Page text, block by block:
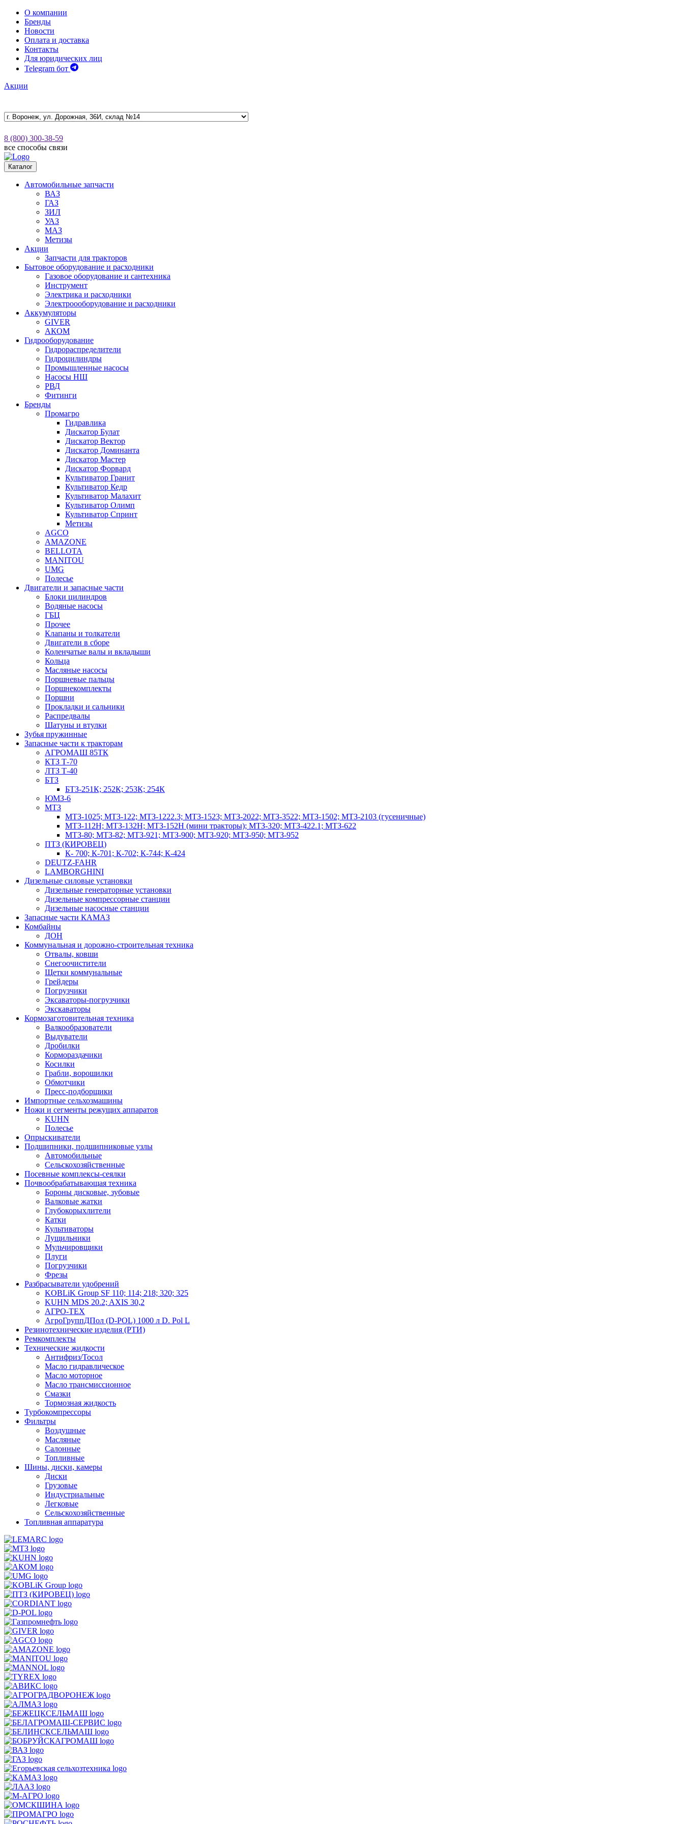
О компании
Бренды
Новости
Оплата и доставка
Контакты
Для юридических лиц
Telegram бот
Акции
8 (800) 300-38-59
все способы связи
Каталог
Автомобильные запчасти
ВАЗ
ГАЗ
ЗИЛ
УАЗ
МАЗ
Метизы
Акции
Запчасти для тракторов
Бытовое оборудование и расходники
Газовое оборудование и сантехника
Инструмент
Электрика и расходники
Электроооборудование и расходники
Аккумуляторы
GIVER
АКОМ
Гидрооборудование
Гидрораспределители
Гидроцилиндры
Промышленные насосы
Насосы НШ
РВД
Фитинги
Бренды
Промагро
Гидравлика
Дискатор Булат
Дискатор Вектор
Дискатор Доминанта
Дискатор Мастер
Дискатор Форвард
Культиватор Гранит
Культиватор Кедр
Культиватор Малахит
Культиватор Олимп
Культиватор Спринт
Метизы
AGCO
AMAZONE
BELLOTA
MANITOU
UMG
Полесье
Двигатели и запасные части
Блоки цилиндров
Водяные насосы
ГБЦ
Прочее
Клапаны и толкатели
Двигатели в сборе
Коленчатые валы и вкладыши
Кольца
Масляные насосы
Поршневые пальцы
Поршнекомплекты
Поршни
Прокладки и сальники
Распредвалы
Шатуны и втулки
Зубья пружинные
Запасные части к тракторам
АГРОМАШ 85ТК
КТЗ Т-70
ЛТЗ Т-40
БТЗ
БТЗ-251К; 252К; 253К; 254К
ЮМЗ-6
МТЗ
МТЗ-1025; МТЗ-122; МТЗ-1222.3; МТЗ-1523; МТЗ-2022; МТЗ-3522; МТЗ-1502; МТЗ-2103 (гусеничные)
МТЗ-112Н; МТЗ-132Н; МТЗ-152Н (мини тракторы); МТЗ-320; МТЗ-422.1; МТЗ-622
МТЗ-80; МТЗ-82; МТЗ-921; МТЗ-900; МТЗ-920; МТЗ-950; МТЗ-952
ПТЗ (КИРОВЕЦ)
К- 700; К-701; К-702; К-744; К-424
DEUTZ-FAHR
LAMBORGHINI
Дизельные силовые установки
Дизельные генераторные установки
Дизельные компрессорные станции
Дизельные насосные станции
Запасные части КАМАЗ
Комбайны
ДОН
Коммунальная и дорожно-строительная техника
Отвалы, ковши
Снегоочистители
Щетки коммунальные
Грейдеры
Погрузчики
Эксаваторы-погрузчики
Экскаваторы
Кормозаготовительная техника
Валкообразователи
Выдуватели
Дробилки
Кормораздачики
Косилки
Грабли, ворошилки
Обмотчики
Пресс-подборщики
Импортные сельхозмашины
Ножи и сегменты режущих аппаратов
KUHN
Полесье
Опрыскиватели
Подшипники, подшипниковые узлы
Автомобильные
Сельскохозяйственные
Посевные комплексы-сеялки
Почвообрабатывающая техника
Бороны дисковые, зубовые
Валковые жатки
Глубокорыхлители
Катки
Культиваторы
Лущильники
Мульчировщики
Плуги
Погрузчики
Фрезы
Разбрасыватели удобрений
KOBLiK Group SF 110; 114; 218; 320; 325
KUHN MDS 20.2; AXIS 30,2
АГРО-ТЕХ
АгроГруппДПол (D-POL) 1000 л D. Pol L
Резинотехнические изделия (РТИ)
Ремкомплекты
Технические жидкости
Антифриз/Тосол
Масло гидравлическое
Масло моторное
Масло трансмиссионное
Смазки
Тормозная жидкость
Турбокомпрессоры
Фильтры
Воздушные
Масляные
Салонные
Топливные
Шины, диски, камеры
Диски
Грузовые
Индустриальные
Легковые
Сельскохозяйственные
Топливная аппаратура